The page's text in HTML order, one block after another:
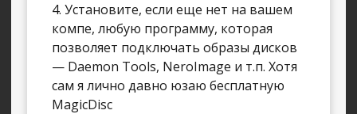
4. Установите, если еще нет на вашем
компе, любую программу, которая
позволяет подключать образы дисков
— Daemon Tools, NeroImage и т.п. Хотя
сам я лично давно юзаю бесплатную
MagicDisc